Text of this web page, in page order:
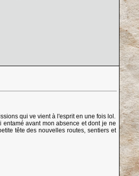
qui ve vient à l'esprit en une fois lol.
avant mon absence et dont je ne
tête des nouvelles routes, sentiers et